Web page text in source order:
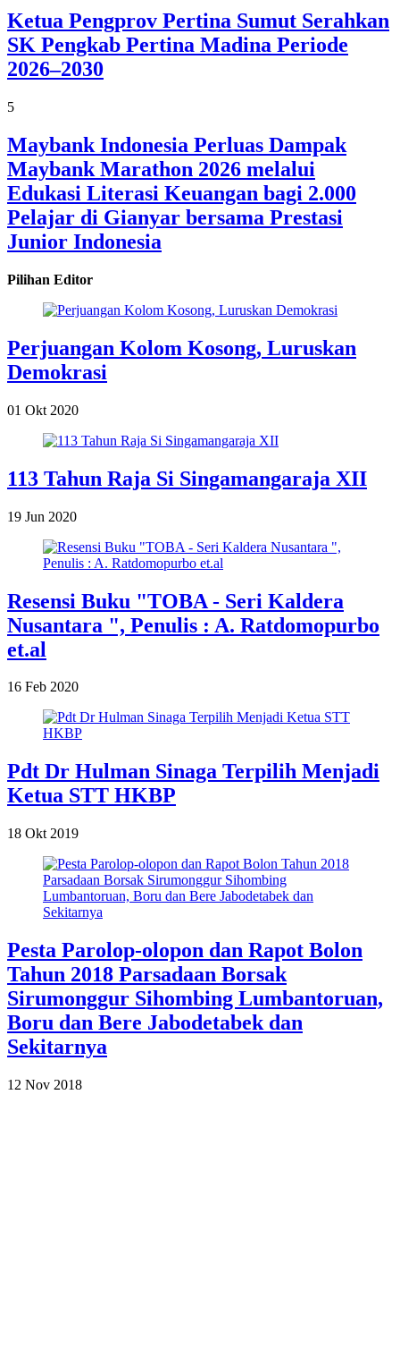
Ketua Pengprov Pertina Sumut Serahkan
SK Pengkab Pertina Madina Periode
2026–2030
5
Maybank Indonesia Perluas Dampak
Maybank Marathon 2026 melalui
Edukasi Literasi Keuangan bagi 2.000
Pelajar di Gianyar bersama Prestasi
Junior Indonesia
Pilihan Editor
Perjuangan Kolom Kosong, Luruskan
Demokrasi
01 Okt 2020
113 Tahun Raja Si Singamangaraja XII
19 Jun 2020
Resensi Buku "TOBA - Seri Kaldera
Nusantara ", Penulis : A. Ratdomopurbo
et.al
16 Feb 2020
Pdt Dr Hulman Sinaga Terpilih Menjadi
Ketua STT HKBP
18 Okt 2019
Pesta Parolop-olopon dan Rapot Bolon
Tahun 2018 Parsadaan Borsak
Sirumonggur Sihombing Lumbantoruan,
Boru dan Bere Jabodetabek dan
Sekitarnya
12 Nov 2018